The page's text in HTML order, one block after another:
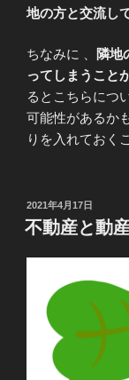
地の方と交流し
ちなみに 、
隣地
ってしまうこと
るとこちらにつ
可能性があるか
りを入れておく
投
稿
日:
2021年4月17日
不動産と動